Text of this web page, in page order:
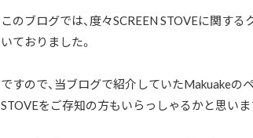
このブログでは、度々SCREEN STOVEに関す
いておりました。
ですので、当ブログで紹介していたMakuakeの
STOVEをご存知の方もいらっしゃるかと思いま